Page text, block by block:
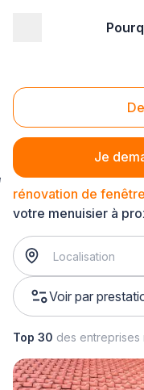
Je
Rénovation de
rénovation de
votre menuisier à
Voir par
Top 30 des